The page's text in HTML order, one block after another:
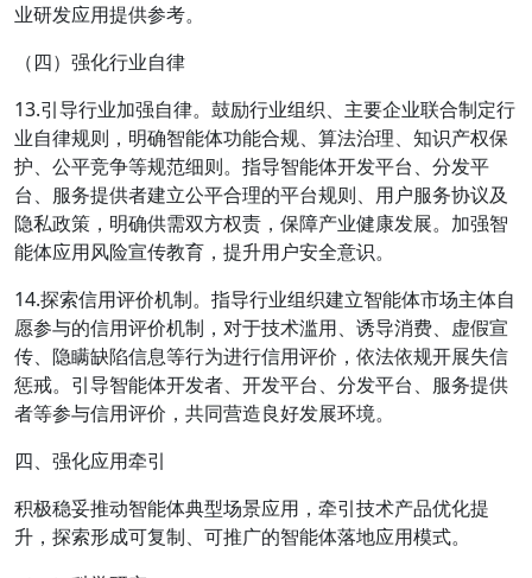
业研发应用提供参考。
（四）强化行业自律
13.引导行业加强自律。鼓励行业组织、主要企业联合制定行
业自律规则，明确智能体功能合规、算法治理、知识产权保
护、公平竞争等规范细则。指导智能体开发平台、分发平
台、服务提供者建立公平合理的平台规则、用户服务协议及
隐私政策，明确供需双方权责，保障产业健康发展。加强智
能体应用风险宣传教育，提升用户安全意识。
14.探索信用评价机制。指导行业组织建立智能体市场主体自
愿参与的信用评价机制，对于技术滥用、诱导消费、虚假宣
传、隐瞒缺陷信息等行为进行信用评价，依法依规开展失信
惩戒。引导智能体开发者、开发平台、分发平台、服务提供
者等参与信用评价，共同营造良好发展环境。
四、强化应用牵引
积极稳妥推动智能体典型场景应用，牵引技术产品优化提
升，探索形成可复制、可推广的智能体落地应用模式。